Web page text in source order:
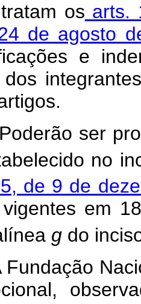
os arts.
de agosto
e
dos
ser
no
de 9 de
em
g do
Fundação